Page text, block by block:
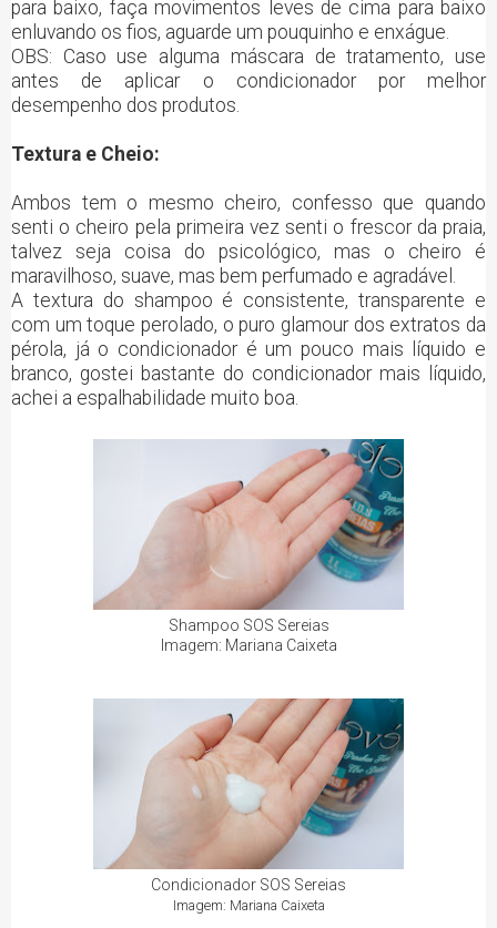
para baixo, faça movimentos leves de cima para baixo
enluvando os fios, aguarde um pouquinho e enxágue.
OBS: Caso use alguma máscara de tratamento, use
antes de aplicar o condicionador por melhor
desempenho dos produtos.
Textura e Cheio:
Ambos tem o mesmo cheiro, confesso que quando
senti o cheiro pela primeira vez senti o frescor da praia,
talvez seja coisa do psicológico, mas o cheiro é
maravilhoso, suave, mas bem perfumado e agradável.
A textura do shampoo é consistente, transparente e
com um toque perolado, o puro glamour dos extratos da
pérola, já o condicionador é um pouco mais líquido e
branco, gostei bastante do condicionador mais líquido,
achei a espalhabilidade muito boa.
Shampoo SOS Sereias
Imagem: Mariana Caixeta
Condicionador SOS Sereias
Imagem: Mariana Caixeta